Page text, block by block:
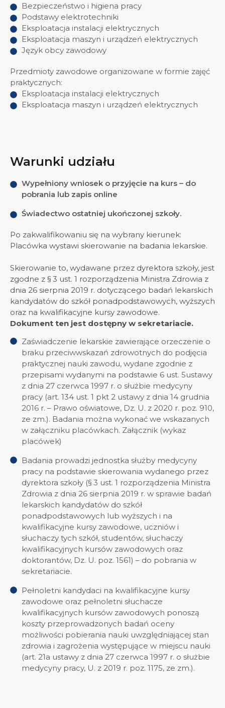
Bezpieczeństwo i higiena pracy
Podstawy elektrotechniki
Eksploatacja instalacji elektrycznych
Eksploatacja maszyn i urządzeń elektrycznych
Język obcy zawodowy
Przedmioty zawodowe organizowane w formie zajęć
praktycznych:
Eksploatacja instalacji elektrycznych
Eksploatacja maszyn i urządzeń elektrycznych
Warunki udziału
Wypełniony wniosek o przyjęcie na kurs – do
pobrania lub zapis online
Świadectwo ostatniej ukończonej szkoły.
Po zakwalifikowaniu się na wybrany kierunek:
Placówka wystawi skierowanie na badania lekarskie.
Skierowanie to, wydawane przez dyrektora szkoły, jest
zgodne z § 3 ust. 1 rozporządzenia Ministra Zdrowia z
dnia 26 sierpnia 2019 r. dotyczącego badań lekarskich
kandydatów do szkół ponadpodstawowych, wyższych
oraz na kwalifikacyjne kursy zawodowe.
Dokument ten jest dostępny w sekretariacie.
Zaświadczenie lekarskie zawierające orzeczenie o
braku przeciwwskazań zdrowotnych do podjęcia
praktycznej nauki zawodu, wydane zgodnie z
przepisami wydanymi na podstawie 6 ust. 5ustawy
z dnia 27 czerwca 1997 r. o służbie medycyny
pracy (art. 134 ust. 1 pkt 2 ustawy z dnia 14 grudnia
2016 r. – Prawo oświatowe, Dz. U. z 2020 r. poz. 910,
ze zm.). Badania można wykonać we wskazanych
w załączniku placówkach. Załącznik (wykaz
placówek)
Badania prowadzi jednostka służby medycyny
pracy na podstawie skierowania wydanego przez
dyrektora szkoły (§ 3 ust. 1 rozporządzenia Ministra
Zdrowia z dnia 26 sierpnia 2019 r. w sprawie badań
lekarskich kandydatów do szkół
ponadpodstawowych lub wyższych i na
kwalifikacyjne kursy zawodowe, uczniów i
słuchaczy tych szkół, studentów, słuchaczy
kwalifikacyjnych kursów zawodowych oraz
doktorantów, Dz. U. poz. 1561) – do pobrania w
sekretariacie.
Pełnoletni kandydaci na kwalifikacyjne kursy
zawodowe oraz pełnoletni słuchacze
kwalifikacyjnych kursów zawodowych ponoszą
koszty przeprowadzonych badań oceny
możliwości pobierania nauki uwzględniającej stan
zdrowia i zagrożenia występujące w miejscu nauki
(art. 21a ustawy z dnia 27 czerwca 1997 r. o służbie
medycyny pracy, U. z 2019 r. poz. 1175, ze zm.).